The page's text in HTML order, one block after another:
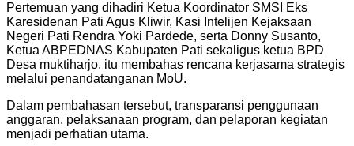
Pertemuan yang dihadiri Ketua Koordinator SMSI Eks
Karesidenan Pati Agus Kliwir, Kasi Intelijen Kejaksaan
Negeri Pati Rendra Yoki Pardede, serta Donny Susanto,
Ketua ABPEDNAS Kabupaten Pati sekaligus ketua BPD
Desa muktiharjo. itu membahas rencana kerjasama strategis
melalui penandatanganan MoU.
Dalam pembahasan tersebut, transparansi penggunaan
anggaran, pelaksanaan program, dan pelaporan kegiatan
menjadi perhatian utama.